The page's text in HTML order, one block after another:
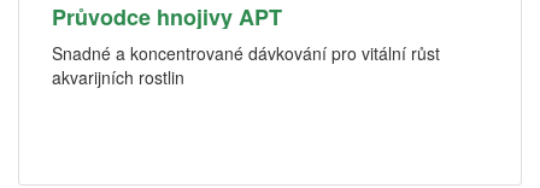
Průvodce hnojivy APT
Snadné a koncentrované dávkování pro vitální růst
akvarijních rostlin